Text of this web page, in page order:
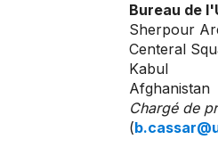
Bureau de
Sherpour
Centeral
Kabul
Afghanistan
Chargé de
(